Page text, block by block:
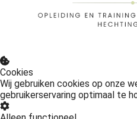
Cookies
Wij gebruiken cookies op onze
gebruikerservaring optimaal te